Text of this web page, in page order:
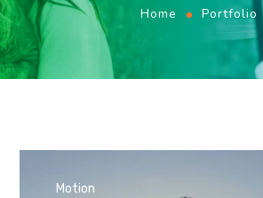
Home Portfolio
Motion